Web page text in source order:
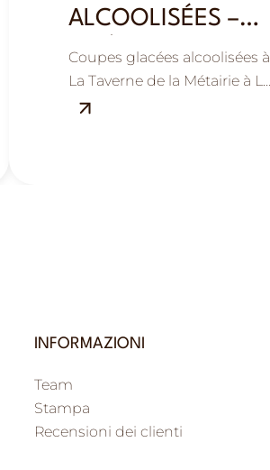
ALCOOLISÉES –
FRAÎCHEUR ET
GOURMANDISE
Coupes glacées alcoolisées à
La Taverne de la Métairie à La
Ville-aux-Dames, près de
INFORMAZIONI
Team
Stampa
Recensioni dei clienti